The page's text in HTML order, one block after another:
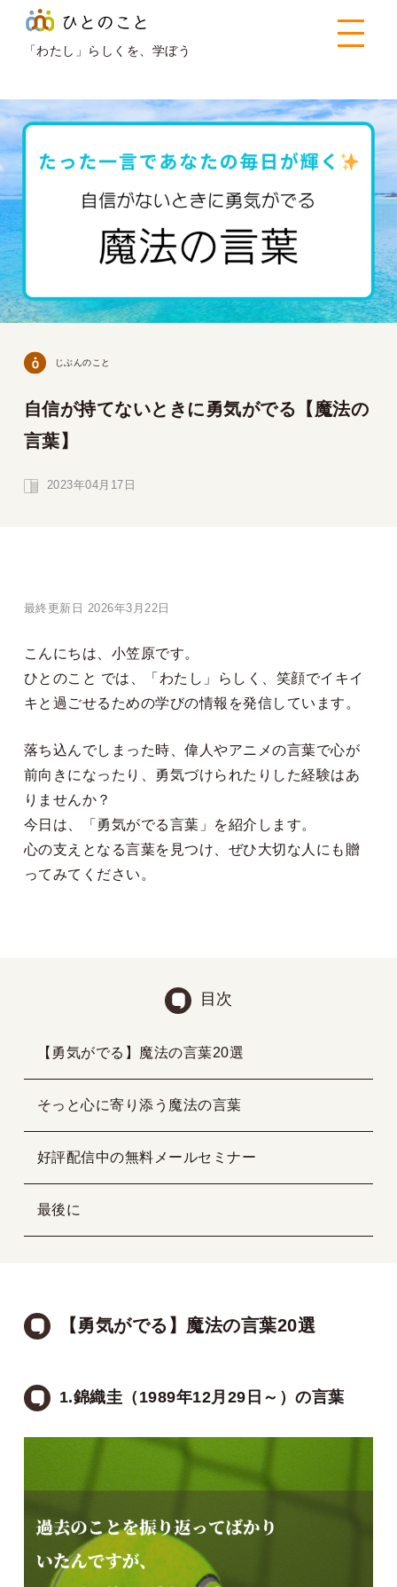
「わたし」らしくを、学ぼう
ひとのこと>じぶんのこと
自信が持てないときに勇気が
でる【魔法の言葉】
じぶんのこと
自信が持てないときに勇気がでる【魔法の
言葉】
2023年04月17日
最終更新日 2026年3月22日
こんにちは、小笠原です。
ひとのこと では、「わたし」らしく、笑顔でイキイ
キと過ごせるための学びの情報を発信しています。
落ち込んでしまった時、偉人やアニメの言葉で心が
前向きになったり、勇気づけられたりした経験はあ
りませんか？
今日は、「勇気がでる言葉」を紹介します。
心の支えとなる言葉を見つけ、ぜひ大切な人にも贈
ってみてください。
目次
【勇気がでる】魔法の言葉20選
そっと心に寄り添う魔法の言葉
好評配信中の無料メールセミナー
最後に
【勇気がでる】魔法の言葉20選
1.錦織圭（1989年12月29日～）の言葉